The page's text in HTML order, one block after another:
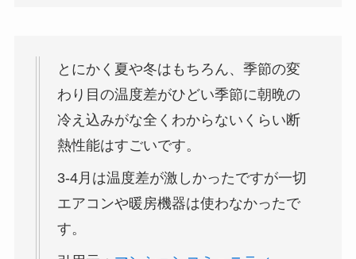
とにかく夏や冬はもちろん、季節の変
わり目の温度差がひどい季節に朝晩の
冷え込みがな全くわからないくらい断
熱性能はすごいです。
3-4月は温度差が激しかったですが一切
エアコンや暖房機器は使わなかったで
す。